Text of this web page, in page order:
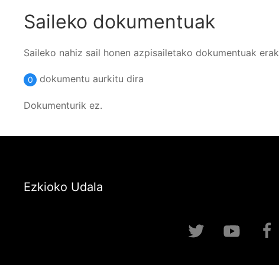
Saileko dokumentuak
Saileko nahiz sail honen azpisailetako dokumentuak
0 dokumentu aurkitu dira
Dokumenturik ez.
Ezkioko Udala